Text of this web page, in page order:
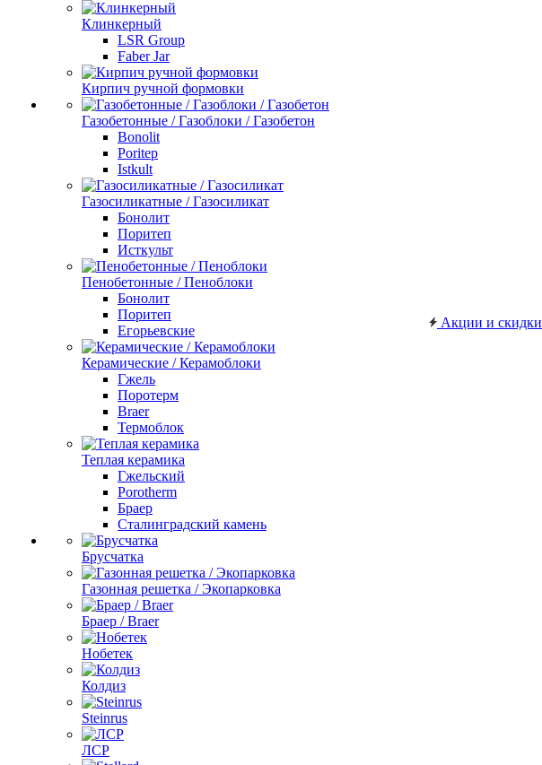
Клинкерный
LSR Group
Faber Jar
Кирпич ручной формовки
Газобетонные / Газоблоки / Газобетон
Bonolit
Poritep
Istkult
Газосиликатные / Газосиликат
Бонолит
Поритеп
Исткульт
Пенобетонные / Пеноблоки
Бонолит
Поритеп
Егорьевские
Керамические / Керамоблоки
Гжель
Поротерм
Braer
Термоблок
Теплая керамика
Гжельский
Porotherm
Браер
Сталинградский камень
Брусчатка
Газонная решетка / Экопарковка
Браер / Braer
Нобетек
Колдиз
Steinrus
ЛСР
Акции и скидки